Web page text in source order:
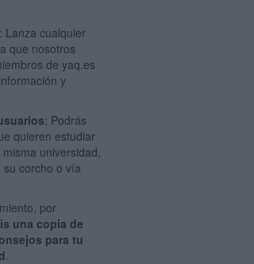
: Lanza cualquier
que nosotros
de yaq.es
y
: Podrás
quieren estudiar
universidad,
corcho o vía
por
una copia de
para tu
.